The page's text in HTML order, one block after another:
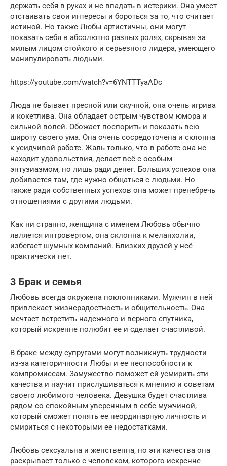
держать себя в руках и не впадать в истерики. Она умеет
отстаивать свои интересы и бороться за то, что считает
истиной. Но также Любы артистичны, они могут
показать себя в абсолютно разных ролях, скрывая за
милым лицом стойкого и серьезного лидера, умеющего
манипулировать людьми.
https://youtube.com/watch?v=6YNTTTyaADc
Люда не бывает пресной или скучной, она очень игрива
и кокетлива. Она обладает острым чувством юмора и
сильной волей. Обожает поспорить и показать всю
широту своего ума. Она очень сосредоточена и склонна
к усидчивой работе. Жаль только, что в работе она не
находит удовольствия, делает всё с особым
энтузиазмом, но лишь ради денег. Больших успехов она
добивается там, где нужно общаться с людьми. Но
также ради собственных успехов она может пренебречь
отношениями с другими людьми.
Как ни странно, женщина с именем Любовь обычно
является интровертом, она склонна к меланхолии,
избегает шумных компаний. Близких друзей у неё
практически нет.
3 Брак и семья
Любовь всегда окружена поклонниками. Мужчин в ней
привлекает жизнерадостность и общительность. Она
мечтает встретить надежного и верного спутника,
который искренне полюбит ее и сделает счастливой.
В браке между супругами могут возникнуть трудности
из-за категоричности Любы и ее неспособности к
компромиссам. Замужество поможет ей усмирить эти
качества и научит прислушиваться к мнению и советам
своего любимого человека. Девушка будет счастлива
рядом со спокойным уверенным в себе мужчиной,
который сможет понять ее неординарную личность и
смириться с некоторыми ее недостатками.
Любовь сексуальна и женственна, но эти качества она
раскрывает только с человеком, которого искренне